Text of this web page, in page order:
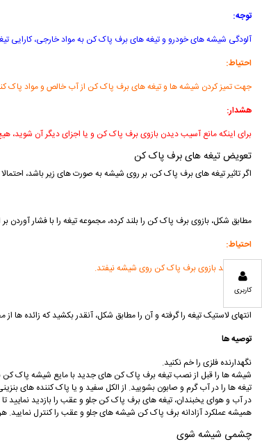
توجه:
آلودگی شيشه های خودرو و تيغه های برف پاک كن به مواد خارجی، كارایی
احتیاط:
جهت تميز كردن شيشه ها و تيغه های برف پاک كن از آب خالص و مواد پاک
هشدار:
برای اینکه مانع آسیب دیدن بازوی برف پاک کن و یا اجزای دیگر آن
تعویض تیغه های برف پاک کن
اگر تاثیر تيغه های برف پاک كن، بر روی شيشه به صورت های زير باشد،
مطابق شكل، بازوی برف پاک كن را بلند كرده، مجموعه تيغه را با فشار آوردن
احتياط:
سعی کنید بازوی برف پاک کن روی شیشه نیفتد.
انتهای لاستیک تیغه را گرفته و آن را مطابق شکل، آنقدر بکشید که زائده
توصیه ها
نگهدارنده فلزی را خم نكنيد.
شيشه ها را قبل از نصب تيغه برف پاک كن های جديد با مايع شيشه پاک كن
تيغه ها را در آب گرم و صابون بشویيد. از الكل سفيد و يا پاک كننده های
در آب و هوای يخبندان، تيغه های برف پاک كن جلو و عقب را بازديد نماييد
همیشه عملکرد آزادانه برف پاک كن شيشه های جلو و عقب را كنترل نمایيد.
چشمی شیشه شوی
کاربری